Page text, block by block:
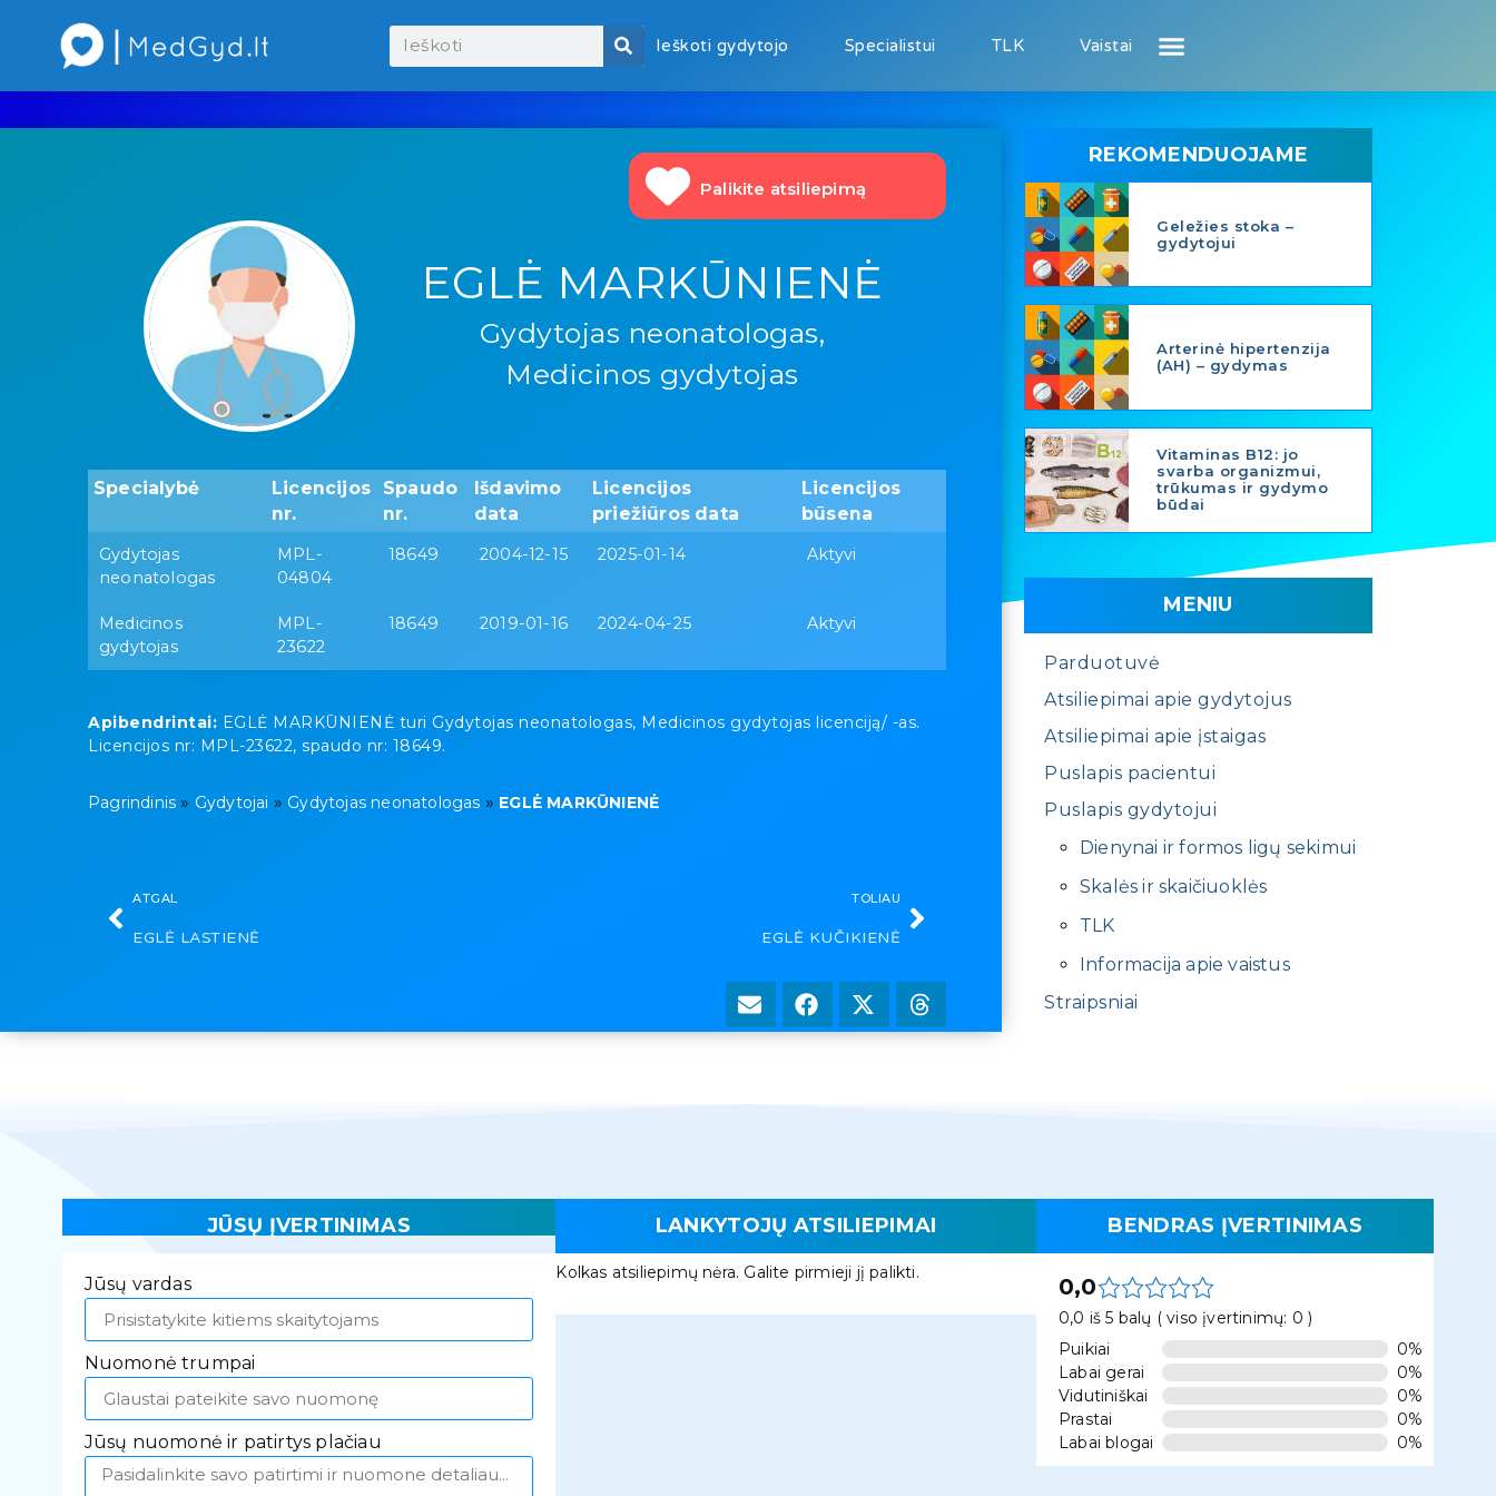
Ieškoti gydytojo Specialistui TLK Vaistai
Palikite atsiliepimą
EGLĖ MARKŪNIENĖ
Gydytojas neonatologas,
Medicinos gydytojas
Specialybė
Licencijos
nr.
Spaudo
nr.
Išdavimo
data
Licencijos
priežiūros data
Licencijos
būsena
Gydytojas
neonatologas
MPL-
04804
18649 2004-12-15 2025-01-14 Aktyvi
Medicinos
gydytojas
MPL-
23622
18649 2019-01-16 2024-04-25 Aktyvi
Apibendrintai: EGLĖ MARKŪNIENĖ turi Gydytojas neonatologas, Medicinos gydytojas licenciją/ -as.
Licencijos nr: MPL-23622, spaudo nr: 18649.
Pagrindinis » Gydytojai » Gydytojas neonatologas » EGLĖ MARKŪNIENĖ
ATGAL
EGLĖ LASTIENĖ
TOLIAU
EGLĖ KUČIKIENĖ
REKOMENDUOJAME
Geležies stoka –
gydytojui
Arterinė hipertenzija
(AH) – gydymas
Vitaminas B12: jo
svarba organizmui,
trūkumas ir gydymo
būdai
MENIU
Parduotuvė
Atsiliepimai apie gydytojus
Atsiliepimai apie įstaigas
Puslapis pacientui
Puslapis gydytojui
Dienynai ir formos ligų sekimui
Skalės ir skaičiuoklės
TLK
Informacija apie vaistus
Straipsniai
JŪSŲ ĮVERTINIMAS
Jūsų vardas
Nuomonė trumpai
Jūsų nuomonė ir patirtys plačiau
LANKYTOJŲ ATSILIEPIMAI
Kolkas atsiliepimų nėra. Galite pirmieji jį palikti.
BENDRAS ĮVERTINIMAS
0,0
0,0 iš 5 balų ( viso įvertinimų: 0 )
Puikiai
0%
Labai gerai
0%
Vidutiniškai
0%
Prastai
0%
Labai blogai
0%